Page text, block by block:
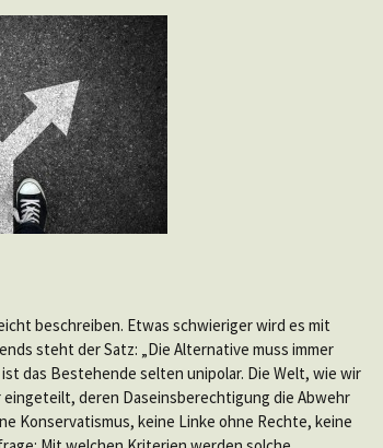
beschreiben. Etwas schwieriger wird es mit
steht der Satz: „Die Alternative muss immer
das Bestehende selten unipolar. Die Welt, wie wir
deren Daseinsberechtigung die Abwehr
Konservatismus, keine Linke ohne Rechte, keine